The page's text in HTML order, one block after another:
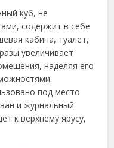
куб, не
содержит в себе
кабина, туалет,
увеличивает
наделяя его
под место
и журнальный
к верхнему ярусу,